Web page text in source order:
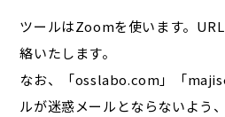
ツールはZoomを使います。
絡いたします。
なお、「osslabo.com」「
ルが迷惑メールとならないよう